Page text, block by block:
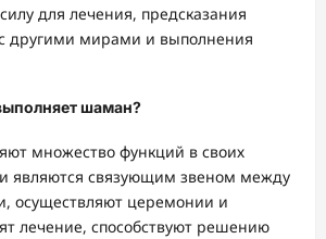
для лечения, предсказания
другими мирами и выполнения
шаман?
множество функций в своих
являются связующим звеном между
осуществляют церемонии и
лечение, способствуют решению